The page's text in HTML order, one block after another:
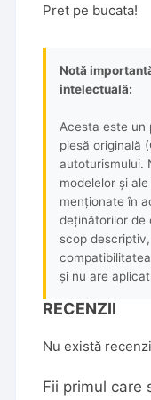
Pret pe bucata!
Notă
intelectuală:
Acesta este un
piesă originală
autoturismului.
modelelor și
menționate în
deținătorilor de
scop
și nu are
RECENZII
Nu există
Fii primul care